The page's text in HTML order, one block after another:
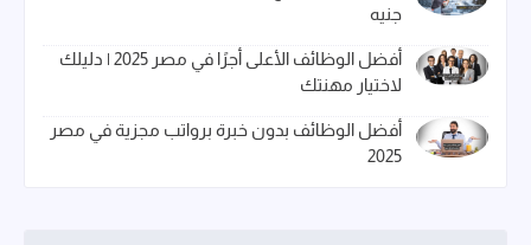
جنيه
أفضل الوظائف الأعلى أجرًا في مصر 2025 | دليلك
لاختيار مهنتك
أفضل الوظائف بدون خبرة برواتب مجزية في مصر
2025